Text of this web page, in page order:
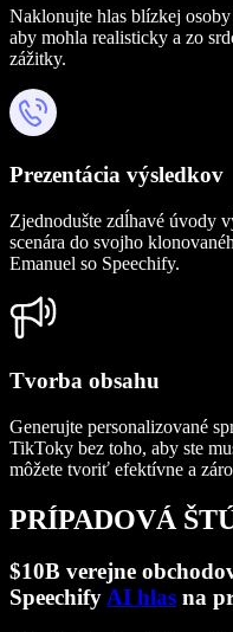
Naklonujte hlas blízkej
aby mohla realisticky a zo
zážitky.
Prezentácia výsledkov
Zjednodušte zdĺhavé úvody
scenára do svojho
Emanuel so Speechify.
Tvorba obsahu
Generujte personalizované
TikToky bez toho, aby ste
môžete tvoriť efektívne a
PRÍPADOVÁ
$10B verejne
SpeechifyAI hlas na